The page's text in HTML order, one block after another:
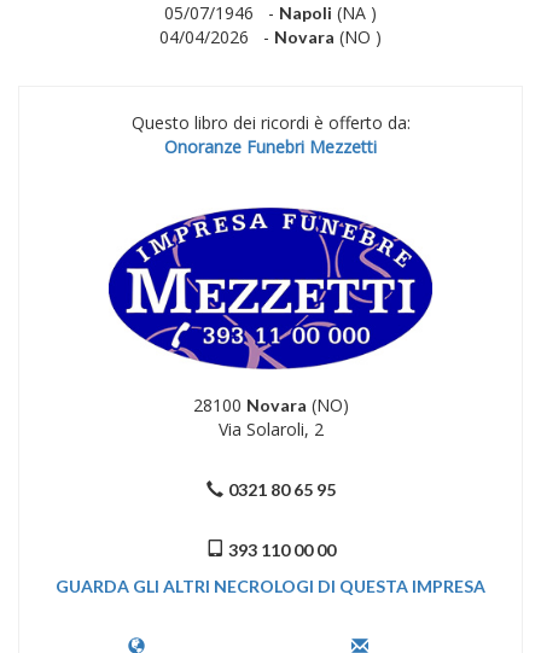
05/07/1946 - Napoli (NA )
04/04/2026 - Novara (NO )
Questo libro dei ricordi è offerto da:
Onoranze Funebri Mezzetti
28100 Novara (NO)
Via Solaroli, 2
0321 80 65 95
393 110 00 00
GUARDA GLI ALTRI NECROLOGI DI QUESTA IMPRESA